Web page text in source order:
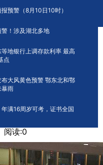
预警（8月10日10时）
警！涉及湖北多地
地银行上调存款利率 最高
点
大风黄色预警 鄂东北和鄂
暴雨
满16周岁可考，证书全国
势正被推向
阅读:0